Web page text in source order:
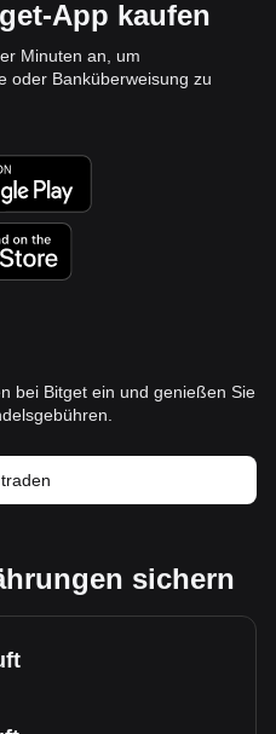
App kaufen
Minuten an, um
oder Banküberweisung zu
bei Bitget ein und genießen Sie
sichern